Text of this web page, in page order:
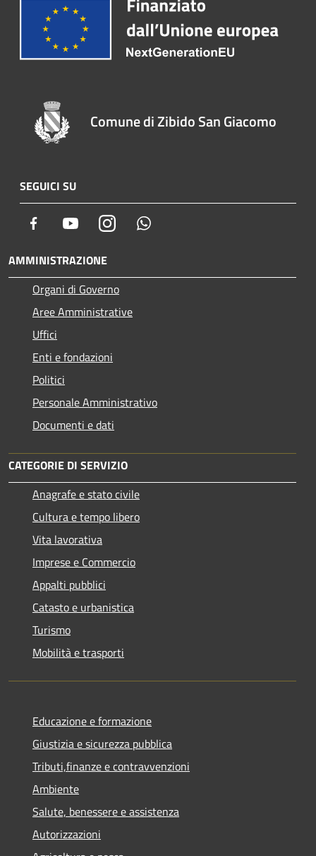
Comune di Zibido San Giacomo
SEGUICI SU
Facebook YoutubeInstagram
AMMINISTRAZIONE
Organi di Governo
Aree Amministrative
Uffici
Enti e fondazioni
Politici
Personale Amministrativo
Documenti e dati
CATEGORIE DI SERVIZIO
Anagrafe e stato civile
Cultura e tempo libero
Vita lavorativa
Imprese e Commercio
Appalti pubblici
Catasto e urbanistica
Turismo
Mobilità e trasporti
Educazione e formazione
Giustizia e sicurezza pubblica
Tributi,finanze e contravvenzioni
Ambiente
Salute, benessere e assistenza
Autorizzazioni